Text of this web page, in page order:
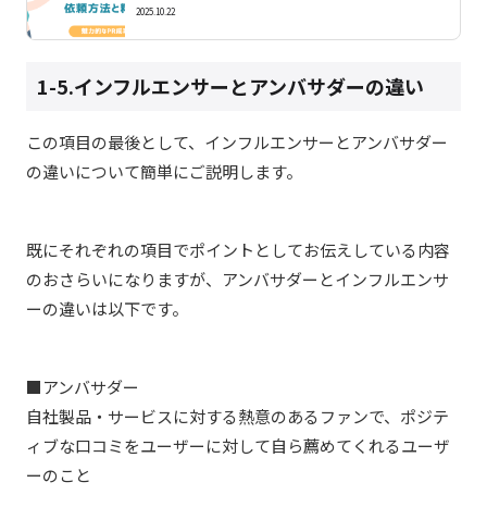
2025.10.22
1-5.インフルエンサーとアンバサダーの違い
この項目の最後として、インフルエンサーとアンバサダー
の違いについて簡単にご説明します。
既にそれぞれの項目でポイントとしてお伝えしている内容
のおさらいになりますが、アンバサダーとインフルエンサ
ーの違いは以下です。
■アンバサダー
自社製品・サービスに対する熱意のあるファンで、ポジテ
ィブな口コミをユーザーに対して自ら薦めてくれるユーザ
ーのこと